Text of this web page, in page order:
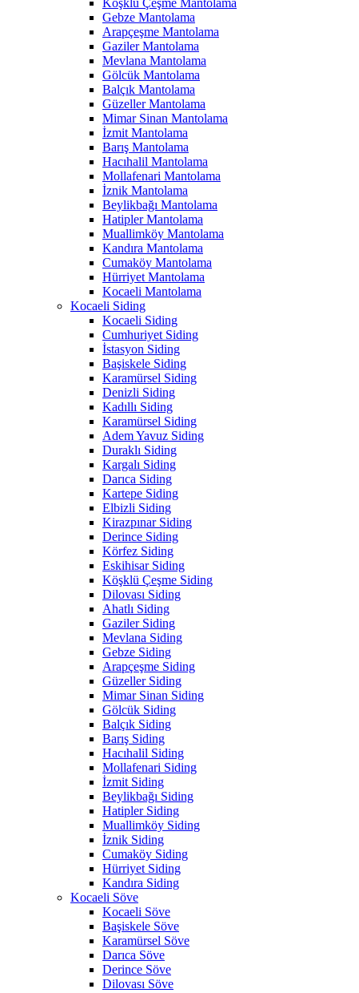
Köşklü Çeşme Mantolama
Gebze Mantolama
Arapçeşme Mantolama
Gaziler Mantolama
Mevlana Mantolama
Gölcük Mantolama
Balçık Mantolama
Güzeller Mantolama
Mimar Sinan Mantolama
İzmit Mantolama
Barış Mantolama
Hacıhalil Mantolama
Mollafenari Mantolama
İznik Mantolama
Beylikbağı Mantolama
Hatipler Mantolama
Muallimköy Mantolama
Kandıra Mantolama
Cumaköy Mantolama
Hürriyet Mantolama
Kocaeli Mantolama
Kocaeli Siding
Kocaeli Siding
Cumhuriyet Siding
İstasyon Siding
Başiskele Siding
Karamürsel Siding
Denizli Siding
Kadıllı Siding
Karamürsel Siding
Adem Yavuz Siding
Duraklı Siding
Kargalı Siding
Darıca Siding
Kartepe Siding
Elbizli Siding
Kirazpınar Siding
Derince Siding
Körfez Siding
Eskihisar Siding
Köşklü Çeşme Siding
Dilovası Siding
Ahatlı Siding
Gaziler Siding
Mevlana Siding
Gebze Siding
Arapçeşme Siding
Güzeller Siding
Mimar Sinan Siding
Gölcük Siding
Balçık Siding
Barış Siding
Hacıhalil Siding
Mollafenari Siding
İzmit Siding
Beylikbağı Siding
Hatipler Siding
Muallimköy Siding
İznik Siding
Cumaköy Siding
Hürriyet Siding
Kandıra Siding
Kocaeli Söve
Kocaeli Söve
Başiskele Söve
Karamürsel Söve
Darıca Söve
Derince Söve
Dilovası Söve